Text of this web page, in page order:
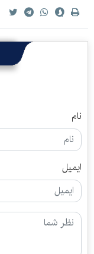
نام
ایمیل